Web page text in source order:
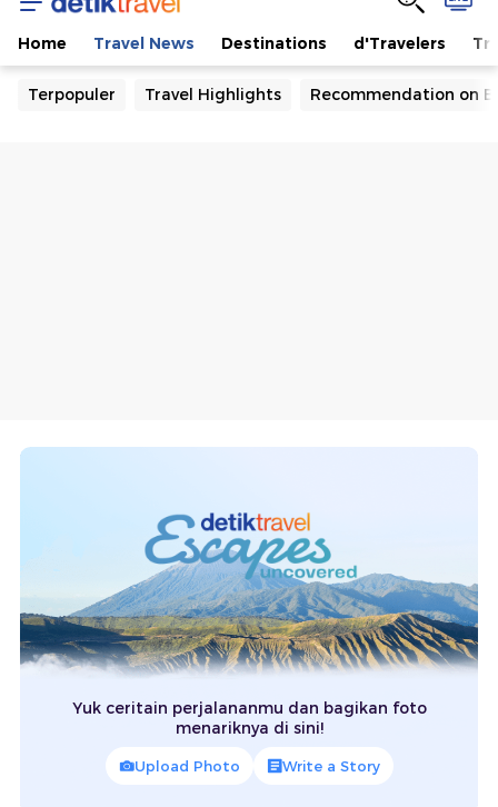
Home Travel News Destinations d'Travelers
Terpopuler Travel Highlights Recommendation on
Yuk ceritain perjalananmu dan bagikan foto
menariknya di sini!
Upload Photo Write a Story